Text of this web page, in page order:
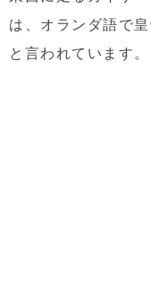
は、オランダ語で
と言われています。